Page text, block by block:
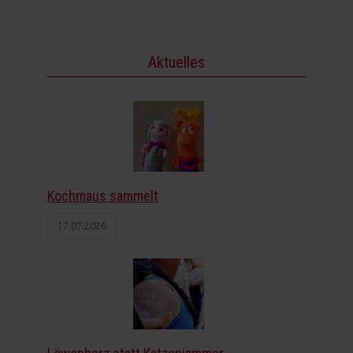
Aktuelles
Kochmaus sammelt
17.07.2026